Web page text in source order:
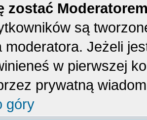
zostać
są
moderatora. Jeżeli
w pierwszej
prywatną
góry